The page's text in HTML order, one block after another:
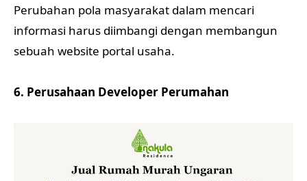
Perubahan pola masyarakat dalam mencari
informasi harus diimbangi dengan membangun
sebuah website portal usaha.
6. Perusahaan Developer Perumahan